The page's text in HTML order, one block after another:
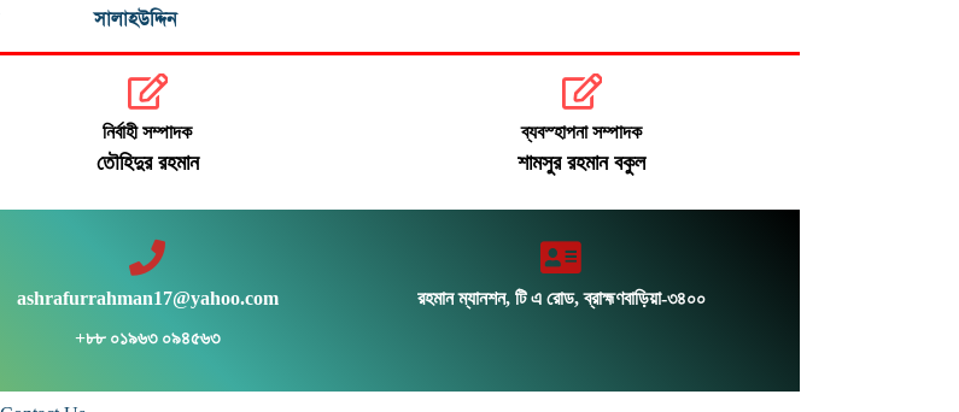
সালাহউদ্দিন
করবেন হেফাজত আমিরের সঙ্গে
নির্বাহী সম্পাদক
তৌহিদুর রহমান
ব্যবস্হাপনা সম্পাদক
শামসুর রহমান বকুল
ashrafurrahman17@yahoo.com
+৮৮ ০১৯৬৩ ০৯৪৫৬৩
রহমান ম্যানশন, টি এ রোড, ব্রাহ্মণবাড়িয়া-৩৪০০